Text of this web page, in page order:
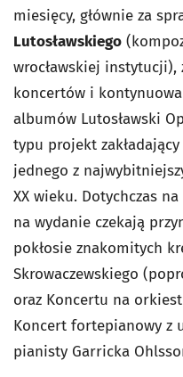
miesięcy, głównie za
Lutosławskiego
wrocławskiej
koncertów i
albumów Lutosławski
typu projekt
jednego z
XX wieku. Dotychczas
na wydanie czekają
pokłosie znakomitych
Skrowaczewskiego
oraz Koncertu na
Koncert fortepianowy z
pianisty Garricka